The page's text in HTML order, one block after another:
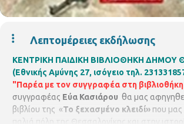
Λεπτομέρειες εκδήλωσης
ΚΕΝΤΡΙΚΗ ΠΑΙΔΙΚΗ ΒΙΒΛΙΟΘΗΚΗ ΔΗΜΟΥ
(Εθνικής Αμύνης 27, ισόγειο τηλ.
"Παρέα με τον συγγραφέα στη
συγγραφέας Εύα Κασιάρου θα μας
βιβλίου της «Το ξεχασμένο κλειδί» που μας
παλιά πόλη της Θεσσαλονίκης και στην